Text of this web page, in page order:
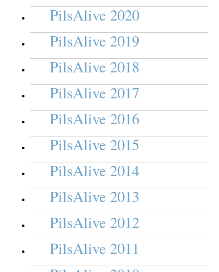
PilsAlive 2020
PilsAlive 2019
PilsAlive 2018
PilsAlive 2017
PilsAlive 2016
PilsAlive 2015
PilsAlive 2014
PilsAlive 2013
PilsAlive 2012
PilsAlive 2011